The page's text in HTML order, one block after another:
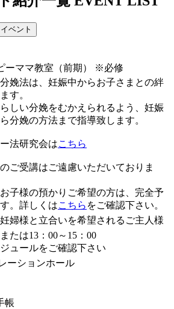
イベント
ーママ教室（前期） ※必修
娩法は、妊娠中からお子さまとの絆
す。
しい分娩をむかえられるよう、妊娠
分娩の方法まで指導致します。
法研究会はこちら
ご受講はご遠慮いただいておりま
子様の預かりご希望の方は、完全予
。詳しくはこちら をご確認下さい。
婦様と立合いを希望されるご主人様
たは13：00～15：00
ュールをご確認下さい
ーションホール
帳